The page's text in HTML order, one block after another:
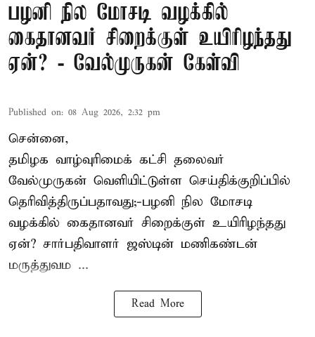
பழனி நில மோசடி வழக்கில்
கைதானவர் சிறைக்குள் உயிரிழந்தது
ஏன்? - வேல்முருகன் கேள்வி
Published on: 08 Aug 2026, 2:32 pm
சென்னை,
தமிழக வாழ்வுரிமைக் கட்சி தலைவர்
வேல்முருகன் வெளியிட்டுள்ள செய்திக்குறிப்பில்
தெரிவித்திருப்பதாவது;-பழனி நில மோசடி
வழக்கில் கைதானவர் சிறைக்குள் உயிரிழந்தது
ஏன்? சார்பதிவாளர் ஜஸ்டின் மணிகண்டன்
மருத்துவம ...
Read More